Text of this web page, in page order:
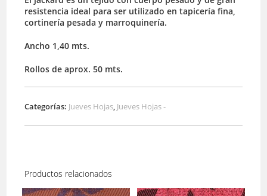
resistencia ideal para ser utilizado en tapicería fina,
cortinería pesada y marroquinería.
Ancho 1,40 mts.
Rollos de aprox. 50 mts.
Categorías: Jueves Hojas, Jueves Hojas -
Productos relacionados